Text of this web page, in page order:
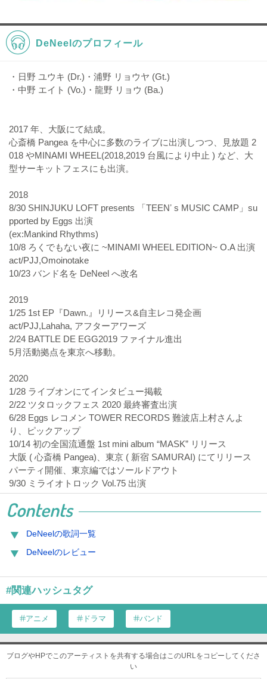
DeNeelのプロフィール
・日野 ユウキ (Dr.)・浦野 リョウヤ (Gt.)
・中野 エイト (Vo.)・龍野 リョウ (Ba.)
2017 年、大阪にて結成。
心斎橋 Pangea を中心に多数のライブに出演しつつ、見放題 2
018 やMINAMI WHEEL(2018,2019 台風により中止 ) など、大
型サーキットフェスにも出演。
2018
8/30 SHINJUKU LOFT presents 「TEENʼ s MUSIC CAMP」su
pported by Eggs 出演
(ex:Mankind Rhythms)
10/8 ろくでもない夜に ~MINAMI WHEEL EDITION~ O.A 出演
act/PJJ,Omoinotake
10/23 バンド名を DeNeel へ改名
2019
1/25 1st EP『Dawn.』リリース&自主レコ発企画
act/PJJ,Lahaha, アフターアワーズ
2/24 BATTLE DE EGG2019 ファイナル進出
5月活動拠点を東京へ移動。
2020
1/28 ライブオンにてインタビュー掲載
2/22 ツタロックフェス 2020 最終審査出演
6/28 Eggs レコメン TOWER RECORDS 難波店上村さんよ
り、ピックアップ
10/14 初の全国流通盤 1st mini album “MASK” リリース
大阪 ( 心斎橋 Pangea)、東京 ( 新宿 SAMURAI) にてリリース
パーティ開催、東京編ではソールドアウト
9/30 ミライオトロック Vol.75 出演
Contents
DeNeelの歌詞一覧
DeNeelのレビュー
#関連ハッシュタグ
アニメ ドラマ バンド
ブログやHPでこのアーティストを共有する場合はこのURLをコピーしてくださ
い